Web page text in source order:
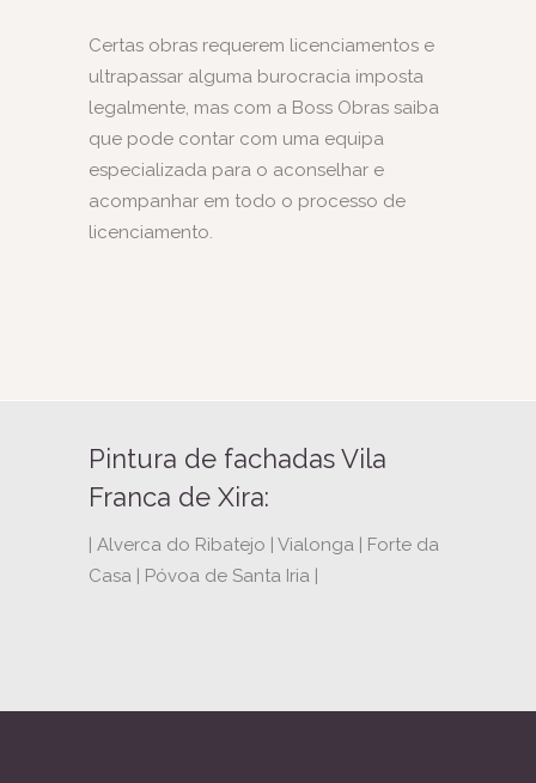
Certas obras requerem licenciamentos e
ultrapassar alguma burocracia imposta
legalmente, mas com a Boss Obras saiba
que pode contar com uma equipa
especializada para o aconselhar e
acompanhar em todo o processo de
licenciamento.
Pintura de fachadas Vila
Franca de Xira:
| Alverca do Ribatejo | Vialonga | Forte da
Casa | Póvoa de Santa Iria |